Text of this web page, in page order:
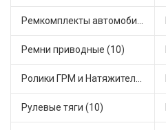
Ремкомплекты автомобильные (65)
Ремни приводные (10)
Ролики ГРМ и Натяжители (13)
Рулевые тяги (10)